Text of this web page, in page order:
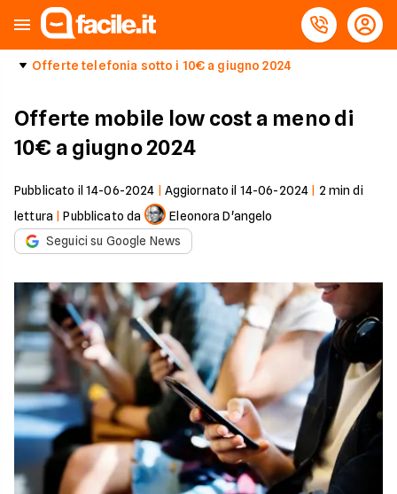
Offerte telefonia sotto i 10€ a giugno 2024
Offerte mobile low cost a meno di
10€ a giugno 2024
Pubblicato il 14-06-2024 Aggiornato il 14-06-2024 2 min di
lettura |Pubblicato da
Eleonora D'angelo
Seguici su Google News